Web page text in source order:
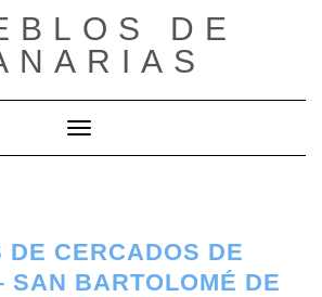
DE
Cambiar modo de navegación
DE CERCADOS DE
SAN BARTOLOMÉ DE